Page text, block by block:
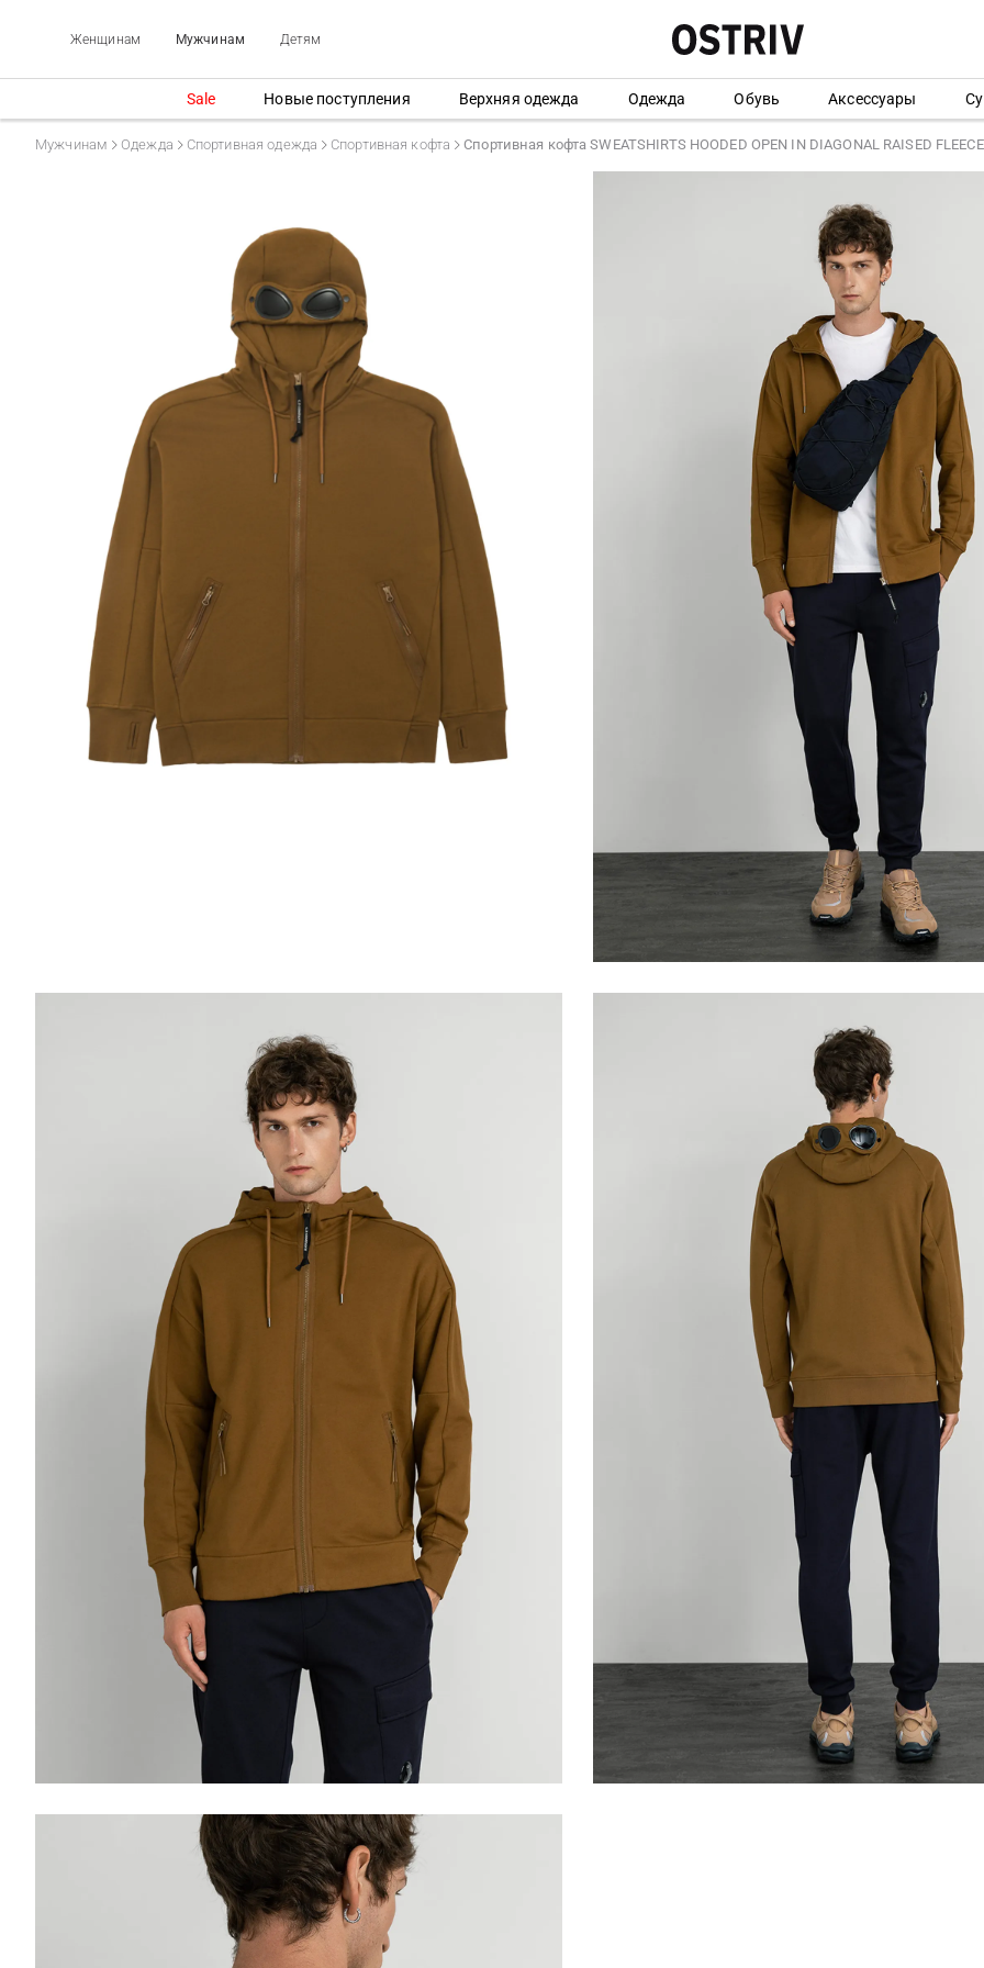
Женщинам Мужчинам Детям
Sale Новые поступления Верхняя одежда Одежда Обувь Аксессуары
Мужчинам Одежда Спортивная одежда Спортивная кофта Спортивная кофта SWEATSHIRTS HOODED OPEN IN DIAGONAL RAISED FLEECE